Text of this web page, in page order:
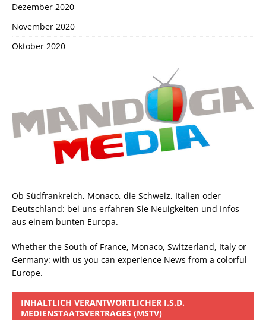
Dezember 2020
November 2020
Oktober 2020
Ob Südfrankreich, Monaco, die Schweiz, Italien oder
Deutschland: bei uns erfahren Sie Neuigkeiten und Infos
aus einem bunten Europa.
Whether the South of France, Monaco, Switzerland, Italy or
Germany: with us you can experience News from a colorful
Europe.
INHALTLICH VERANTWORTLICHER I.S.D.
MEDIENSTAATSVERTRAGES (MSTV)